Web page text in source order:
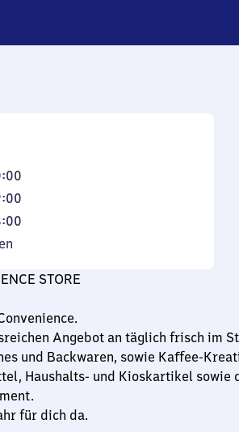
STORE
Angebot an täglich frisch im
und Backwaren, sowie Kaffee-
Haushalts- und Kioskartikel sowie
für dich da.